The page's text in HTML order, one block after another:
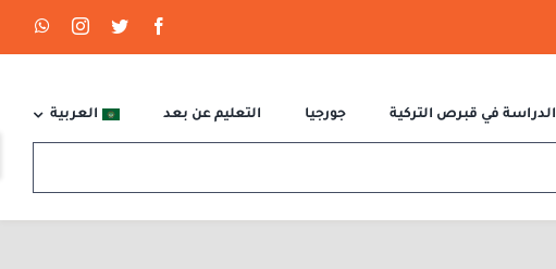
الدراسة في قبرص التركية جورجيا التعليم عن بعد العربية